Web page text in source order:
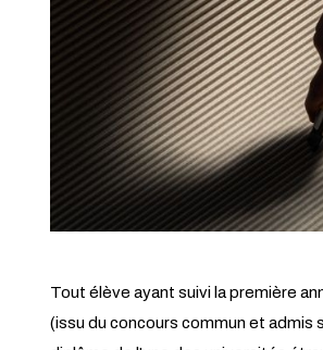
Tout élève ayant suivi la première
(issu du concours commun et admis